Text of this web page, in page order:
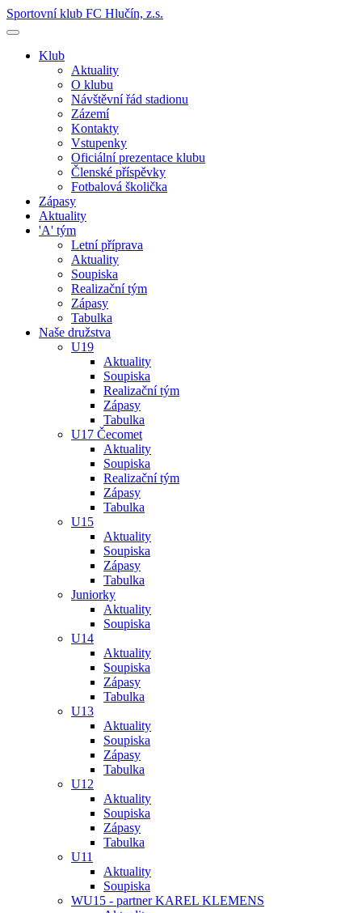
Sportovní klub FC Hlučín, z.s.
Klub
Aktuality
O klubu
Návštěvní řád stadionu
Zázemí
Kontakty
Vstupenky
Oficiální prezentace klubu
Členské příspěvky
Fotbalová školička
Zápasy
Aktuality
'A' tým
Letní příprava
Aktuality
Soupiska
Realizační tým
Zápasy
Tabulka
Naše družstva
U19
Aktuality
Soupiska
Realizační tým
Zápasy
Tabulka
U17 Čecomet
Aktuality
Soupiska
Realizační tým
Zápasy
Tabulka
U15
Aktuality
Soupiska
Zápasy
Tabulka
Juniorky
Aktuality
Soupiska
U14
Aktuality
Soupiska
Zápasy
Tabulka
U13
Aktuality
Soupiska
Zápasy
Tabulka
U12
Aktuality
Soupiska
Zápasy
Tabulka
U11
Aktuality
Soupiska
WU15 - partner KAREL KLEMENS